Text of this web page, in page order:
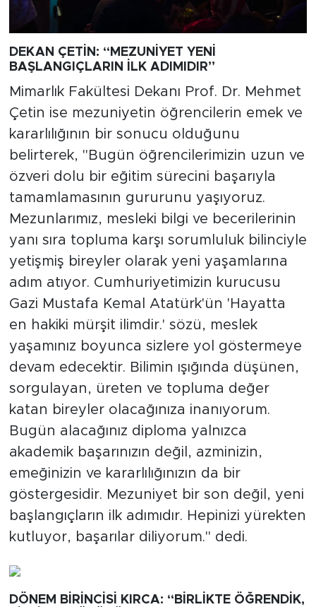
DEKAN ÇETİN: “MEZUNİYET YENİ
BAŞLANGIÇLARIN İLK ADIMIDIR”
Mimarlık Fakültesi Dekanı Prof. Dr. Mehmet
Çetin ise mezuniyetin öğrencilerin emek ve
kararlılığının bir sonucu olduğunu
belirterek, "Bugün öğrencilerimizin uzun ve
özveri dolu bir eğitim sürecini başarıyla
tamamlamasının gururunu yaşıyoruz.
Mezunlarımız, mesleki bilgi ve becerilerinin
yanı sıra topluma karşı sorumluluk bilinciyle
yetişmiş bireyler olarak yeni yaşamlarına
adım atıyor. Cumhuriyetimizin kurucusu
Gazi Mustafa Kemal Atatürk'ün 'Hayatta
en hakiki mürşit ilimdir.' sözü, meslek
yaşamınız boyunca sizlere yol göstermeye
devam edecektir. Bilimin ışığında düşünen,
sorgulayan, üreten ve topluma değer
katan bireyler olacağınıza inanıyorum.
Bugün alacağınız diploma yalnızca
akademik başarınızın değil, azminizin,
emeğinizin ve kararlılığınızın da bir
göstergesidir. Mezuniyet bir son değil, yeni
başlangıçların ilk adımıdır. Hepinizi yürekten
kutluyor, başarılar diliyorum." dedi.
DÖNEM BİRİNCİSİ KIRCA: “BİRLİKTE ÖĞRENDİK,